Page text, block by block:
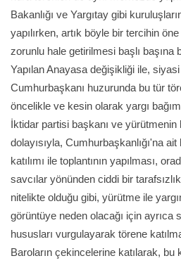
Bakanlığı ve Yargıtay gibi
yapılırken, artık böyle bir tercihin
zorunlu hale getirilmesi başlı başına
Yapılan Anayasa değişikliği ile,
Cumhurbaşkanı huzurunda bu tür
öncelikle ve kesin olarak yargı
İktidar partisi başkanı ve yürütmenin
dolayısıyla, Cumhurbaşkanlığı'na
katılımı ile toplantının yapılması,
savcılar yönünden ciddi bir
nitelikte olduğu gibi, yürütme ile
görüntüye neden olacağı için ayrıca
hususları vurgulayarak törene
Baroların çekincelerine katılarak,